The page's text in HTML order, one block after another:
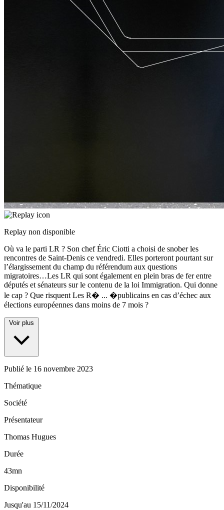
Replay non disponible
Où va le parti LR ? Son chef Éric Ciotti a choisi de snober les
rencontres de Saint-Denis ce vendredi. Elles porteront pourtant sur
l’élargissement du champ du référendum aux questions
migratoires…Les LR qui sont également en plein bras de fer entre
députés et sénateurs sur le contenu de la loi Immigration. Qui donne
le cap ? Que risquent Les R� ... �publicains en cas d’échec aux
élections européennes dans moins de 7 mois ?
Voir plus
Publié le 16 novembre 2023
Thématique
Société
Présentateur
Thomas Hugues
Durée
43mn
Disponibilité
Jusqu'au 15/11/2024